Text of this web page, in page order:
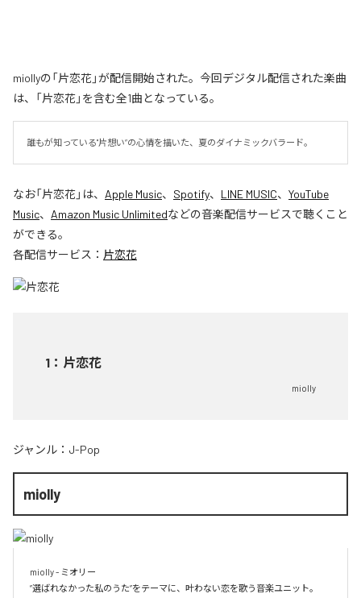
miollyの「片恋花」が配信開始された。今回デジタル配信された楽曲
は、「片恋花」を含む全1曲となっている。
誰もが知っている"片想い”の心情を描いた、夏のダイナミックバラード。
なお「片恋花」は、 Apple Music、 Spotify、 LINE MUSIC、 YouTube
Music、 Amazon Music Unlimitedなどの音楽配信サービスで聴くこと
ができる。
各配信サービス： 片恋花
1 ： 片恋花
miolly
ジャンル： J-Pop
miolly
miolly - ミオリー
”選ばれなかった私のうた”をテーマに、叶わない恋を歌う音楽ユニット。